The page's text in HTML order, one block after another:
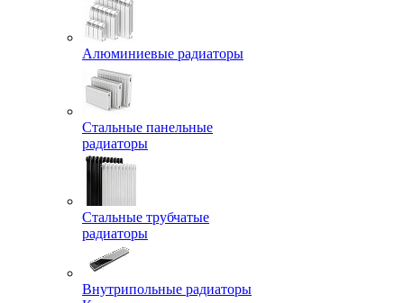
Алюминиевые радиаторы
Стальные панельные
радиаторы
Стальные трубчатые
радиаторы
Внутрипольные радиаторы